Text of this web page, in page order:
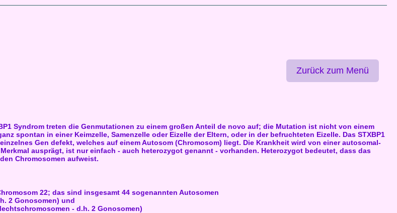
Zurück zum Menü
Syndrom treten die Genmutationen zu einem großen Anteil de novo auf; die Mutation ist nicht von einem
spontan in einer Keimzelle, Samenzelle oder Eizelle der Eltern, oder in der befruchteten Eizelle. Das STXBP1
Gen defekt, welches auf einem Autosom (Chromosom) liegt. Die Krankheit wird von einer autosomal-
ausprägt, ist nur einfach - auch heterozygot genannt - vorhanden. Heterozygot bedeutet, dass das
Chromosomen aufweist.
22; das sind insgesamt 44 sogenannten Autosomen
2 Gonosomen) und
- d.h. 2 Gonosomen)